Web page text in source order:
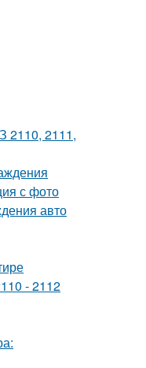
2110, 2111,
с фото
авто
- 2112